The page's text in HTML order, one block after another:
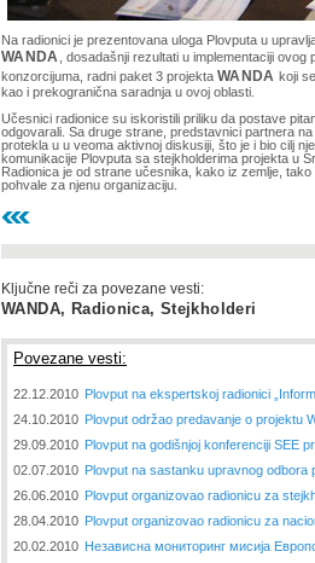
Na radionici je prezentovana uloga Plovputa u
WANDA
, dosadašnji rezultati u implementaciji
konzorcijuma, radni paket 3 projektaWANDA koji
kao i prekogranična saradnja u ovoj oblasti.
Učesnici radionice su iskoristili priliku da postave
odgovarali. Sa druge strane, predstavnici partnera
protekla u u veoma aktivnoj diskusiji, što je i bio cilj
komunikacije Plovputa sa stejkholderima projekta u
Radionica je od strane učesnika, kako iz zemlje,
pohvale za njenu organizaciju.
Ključne reči za povezane vesti:
WANDA, Radionica, Stejkholderi
Povezane vesti:
22.12.2010 Plovput na ekspertskoj radionici
24.10.2010 Plovput održao predavanje o projektu
29.09.2010 Plovput na godišnjoj konferenciji SEE
02.07.2010 Plovput na sastanku upravnog odbora
26.06.2010 Plovput organizovao radionicu za
28.04.2010 Plovput organizovao radionicu za
20.02.2010 Независна мониторинг мисија